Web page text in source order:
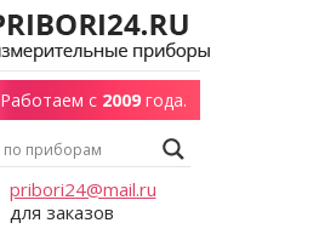
Работаем с 2009года.
pribori24@mail.ru
для заказов